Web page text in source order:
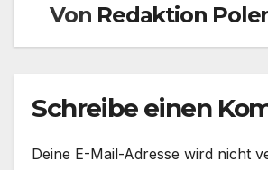
Von Redaktion
Schreibe einen
Deine E-Mail-Adresse wird nicht